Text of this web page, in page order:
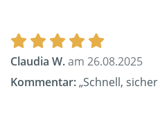
Claudia W.am 26.08.2025
Kommentar:„Schnell,